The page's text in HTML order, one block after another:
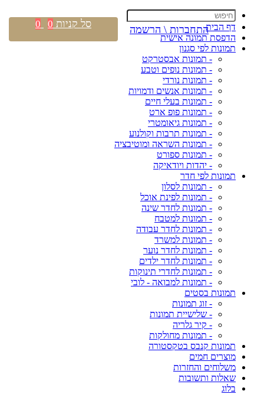
דף הבית
הדפסת תמונה אישית
תמונות לפי סגנון
- תמונות אבסטרקט
- תמונות נופים וטבע
- תמונות נורדי
- תמונות אנשים ודמויות
- תמונות בעלי חיים
- תמונות פופ ארט
- תמונות גיאומטרי
- תמונות תרבות וקולנוע
- תמונות השראה ומוטיבציה
- תמונות ספורט
- יהדות ויודאיקה
תמונות לפי חדר
- תמונות לסלון
- תמונות לפינת אוכל
- תמונות לחדר שינה
- תמונות למטבח
- תמונות לחדר עבודה
- תמונות למשרד
- תמונות לחדר נוער
- תמונות לחדר ילדים
- תמונות לחדרי תינוקות
- תמונות למבואה - לובי
תמונות בסטים
- זוג תמונות
- שלישיית תמונות
- קיר גלריה
- תמונות מחולקות
תמונות קנבס בטקסטורה
מוצרים חמים
משלוחים והחזרות
שאלות ותשובות
בלוג
התחברות \ הרשמה סל קניות 0
0